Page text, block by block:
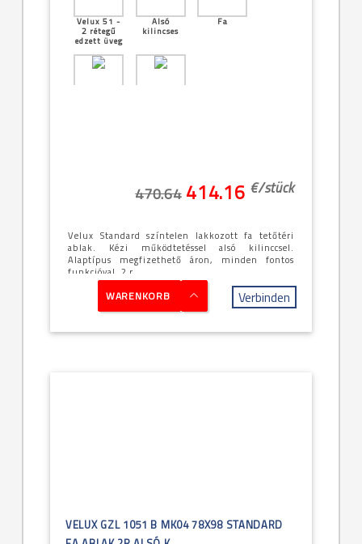
Velux 51 -
2 rétegű
edzett üveg
Alsó
kilincses
Fa
470.64 414.16 €/stück
Velux Standard színtelen lakkozott fa tetőtéri
ablak. Kézi működtetéssel alsó kilinccsel.
Alaptípus megfizethető áron, minden fontos
funkcióval, 2 r...
WARENKORB Verbinden
VELUX GZL 1051 B MK04 78X98 STANDARD